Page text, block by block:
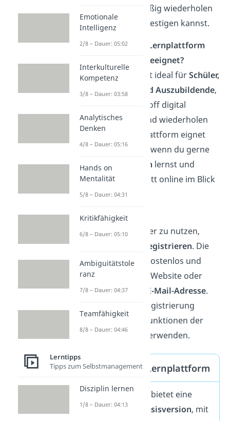
Wissen regelmäßig wiederholen
und langfristig festigen kannst.
Für wen ist die Lernplattform
StudySmarter geeignet?
StudySmarter ist ideal fürSchüler,
Studierende und Auszubildende,
die ihren Lernstoff digital
strukturieren und wiederholen
möchten. Die Plattform eignet
sich besonders, wenn du gerne
mit Karteikarten lernst und
deinen Fortschritt online im Blick
behalten willst.
Anmeldung
Um StudySmarter zu nutzen,
registrieren. Die
Anmeldung ist kostenlos und
erfolgt über die Website oder
App mit deiner
E-Mail-Adresse.
Erst nach der Registrierung
kannst du alle Funktionen der
Lernplattform verwenden.
Kosten der Lernplattform
StudySmarter bietet eine
kostenlose Basisversion, mit
Emotionale
Intelligenz
2/8 – Dauer: 05:02
Interkulturelle
Kompetenz
3/8 – Dauer: 03:58
Analytisches
Denken
4/8 – Dauer: 05:16
Hands on
Mentalität
5/8 – Dauer: 04:31
Kritikfähigkeit
6/8 – Dauer: 05:10
Ambiguitätstole
ranz
7/8 – Dauer: 04:37
Teamfähigkeit
8/8 – Dauer: 04:46
Lerntipps
Tipps zum Selbstmanagement
Disziplin lernen
1/8 – Dauer: 04:13